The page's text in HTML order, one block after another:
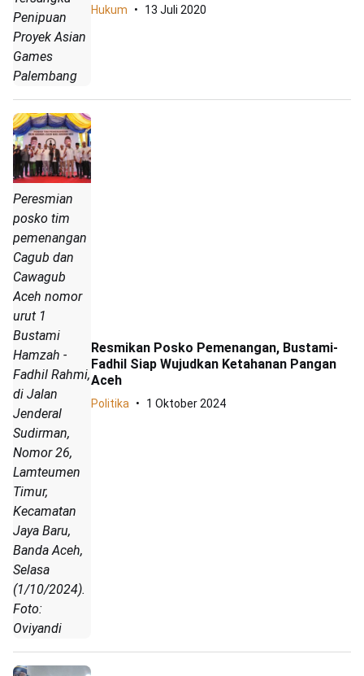
Penipuan
Proyek Asian
Games
Palembang
Hukum 13 Juli 2020
Peresmian
posko tim
pemenangan
Cagub dan
Cawagub
Aceh nomor
urut 1
Bustami
Hamzah -
Fadhil Rahmi,
di Jalan
Jenderal
Sudirman,
Nomor 26,
Lamteumen
Timur,
Kecamatan
Jaya Baru,
Banda Aceh,
Selasa
(1/10/2024).
Foto:
Oviyandi
Resmikan Posko Pemenangan, Bustami-
Fadhil Siap Wujudkan Ketahanan Pangan
Aceh
Politika 1 Oktober 2024